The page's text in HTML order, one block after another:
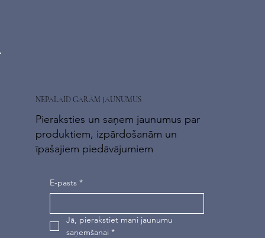
NEPALAID GARĀM JAUNUMUS
Pieraksties un saņem jaunumus par
produktiem, izpārdošanām un
īpašajiem piedāvājumiem
E-pasts *
Jā, pierakstiet mani jaunumu
saņemšanai *